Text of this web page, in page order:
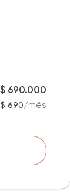
690.000
690/mês